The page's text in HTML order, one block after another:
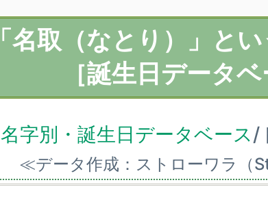
「名取（なとり）」と
［誕生日データベ
名字別・誕生日データベース/
≪データ作成：ストローワラ（